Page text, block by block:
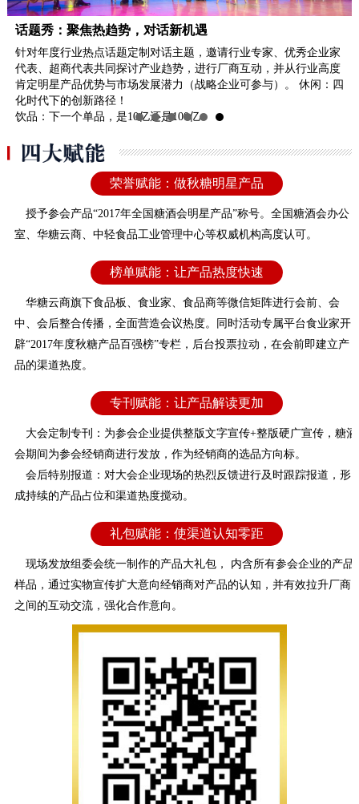
话题秀：聚焦热趋势，对话新机遇
针对年度行业热点话题定制对话主题，邀请行业专家、优秀企业家
代表、超商代表共同探讨产业趋势，进行厂商互动，并从行业高度
肯定明星产品优势与市场发展潜力（战略企业可参与）。 休闲：四
化时代下的创新路径！
饮品：下一个单品，是10亿还是100亿
荣誉赋能：做秋糖明星产品
权威占位
授予参会产品“2017年全国糖酒会明星产品”称号。全国糖酒会办公
室、华糖云商、中轻食品工业管理中心等权威机构高度认可。
榜单赋能：让产品热度快速
先行
华糖云商旗下食品板、食业家、食品商等微信矩阵进行会前、会
中、会后整合传播，全面营造会议热度。同时活动专属平台食业家开
辟“2017年度秋糖产品百强榜”专栏，后台投票拉动，在会前即建立产
品的渠道热度。
专刊赋能：让产品解读更加
专业立体
大会定制专刊：为参会企业提供整版文字宣传+整版硬广宣传，糖酒
会期间为参会经销商进行发放，作为经销商的选品方向标。
会后特别报道：对大会企业现场的热烈反馈进行及时跟踪报道，形
成持续的产品占位和渠道热度搅动。
礼包赋能：使渠道认知零距
离
现场发放组委会统一制作的产品大礼包， 内含所有参会企业的产品
样品，通过实物宣传扩大意向经销商对产品的认知，并有效拉升厂商
之间的互动交流，强化合作意向。